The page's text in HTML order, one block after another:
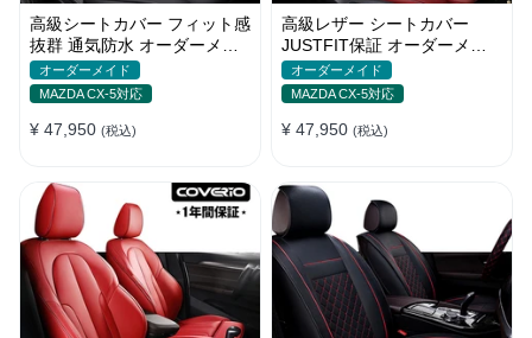
高級シートカバー フィット感
抜群 通気防水 オーダーメイ
ド 6色 スポーツ感 全席セッ
ト
オーダーメイド
MAZDA CX-5対応
¥ 47,950 (税込)
高級レザー シートカバー
JUSTFIT保証 オーダーメイ
ド 7色 防水 耐摩耗性 全席セ
ット
オーダーメイド
MAZDA CX-5対応
¥ 47,950 (税込)